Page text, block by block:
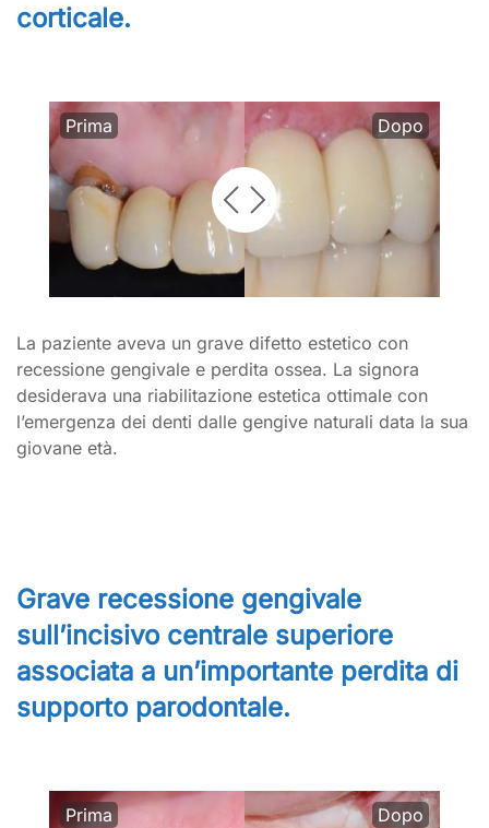
corticale.
Dopo
Prima
La paziente aveva un grave difetto estetico con
recessione gengivale e perdita ossea. La signora
desiderava una riabilitazione estetica ottimale con
l’emergenza dei denti dalle gengive naturali data la sua
giovane età.
Grave recessione gengivale
sull’incisivo centrale superiore
associata a un’importante perdita di
supporto parodontale.
Dopo
Prima